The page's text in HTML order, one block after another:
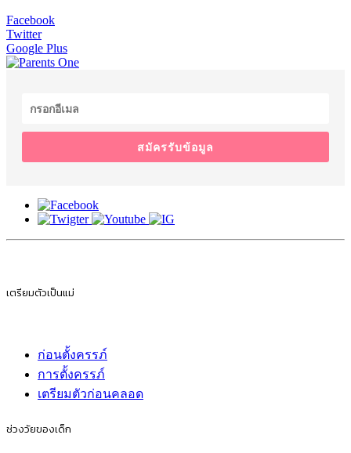
Facebook
Twitter
Google Plus
สมัครรับข้อมูล
เตรียมตัวเป็นแม่
ก่อนตั้งครรภ์
การตั้งครรภ์
เตรียมตัวก่อนคลอด
ช่วงวัยของเด็ก